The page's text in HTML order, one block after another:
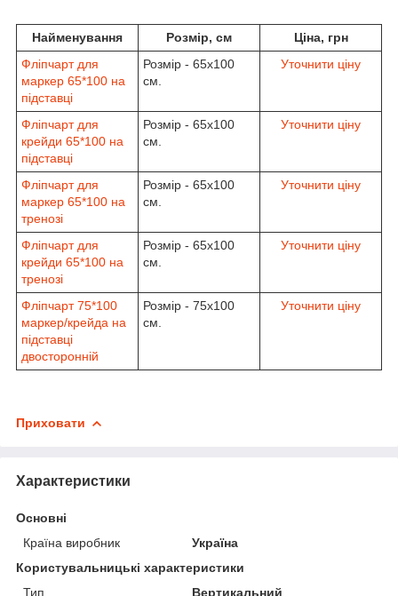
Найменування Розмір, см
Ціна, грн
Фліпчарт для
маркер 65*100 на
підставці
Розмір - 65х100
см.
Уточнити ціну
Фліпчарт для
крейди 65*100 на
підставці
Розмір - 65х100
см.
Уточнити ціну
Фліпчарт для
маркер 65*100 на
тренозі
Розмір - 65х100
см.
Уточнити ціну
Фліпчарт для
крейди 65*100 на
тренозі
Розмір - 65х100
см.
Уточнити ціну
Фліпчарт 75*100
маркер/крейда на
підставці
двосторонній
Розмір - 75х100
см.
Уточнити ціну
Приховати
Характеристики
Основні
Країна виробник
Україна
Користувальницькі характеристики
Тип
Вертикальний